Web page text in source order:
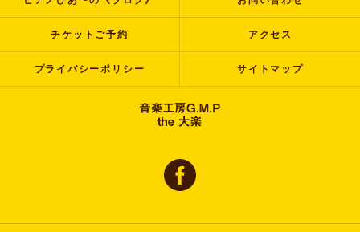
チケットご予約 アクセス
プライバシーポリシー サイトマップ